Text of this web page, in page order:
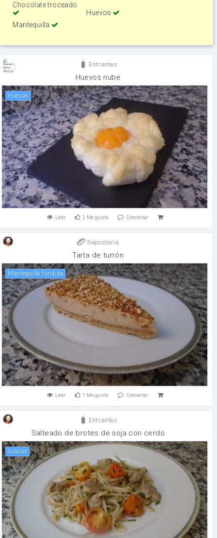
Chocolate troceado
Huevos
Mantequilla
Entrantes
Huevos nube
huevos
Leer 2 Me gusta Comentar
Reposteria
Tarta de turrón
Mantequilla fundida
Leer 1 Me gusta Comentar
Entrantes
Salteado de brotes de soja con cerdo
Azúcar